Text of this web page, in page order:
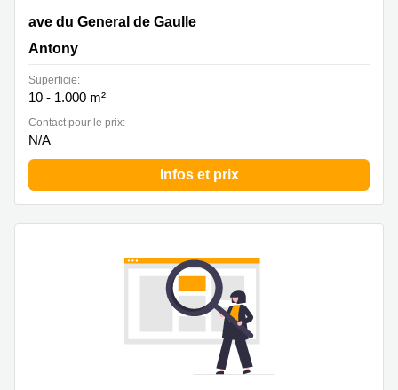
86 ave du General de Gaulle, Antony
ave du General de Gaulle
Antony
Superficie:
10 - 1.000 m²
Contact pour le prix:
N/A
Infos et prix